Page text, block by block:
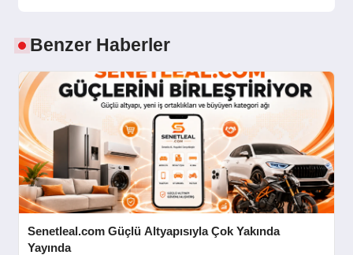
Benzer Haberler
Senetleal.com Güçlü Altyapısıyla Çok Yakında
Yayında